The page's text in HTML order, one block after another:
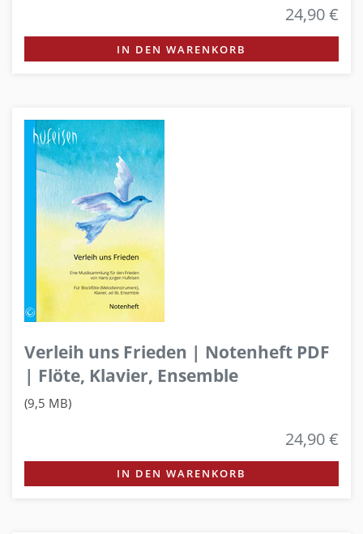
24,90 €
IN DEN WARENKORB
Verleih uns Frieden | Notenheft PDF
| Flöte, Klavier, Ensemble
(9,5 MB)
24,90 €
IN DEN WARENKORB